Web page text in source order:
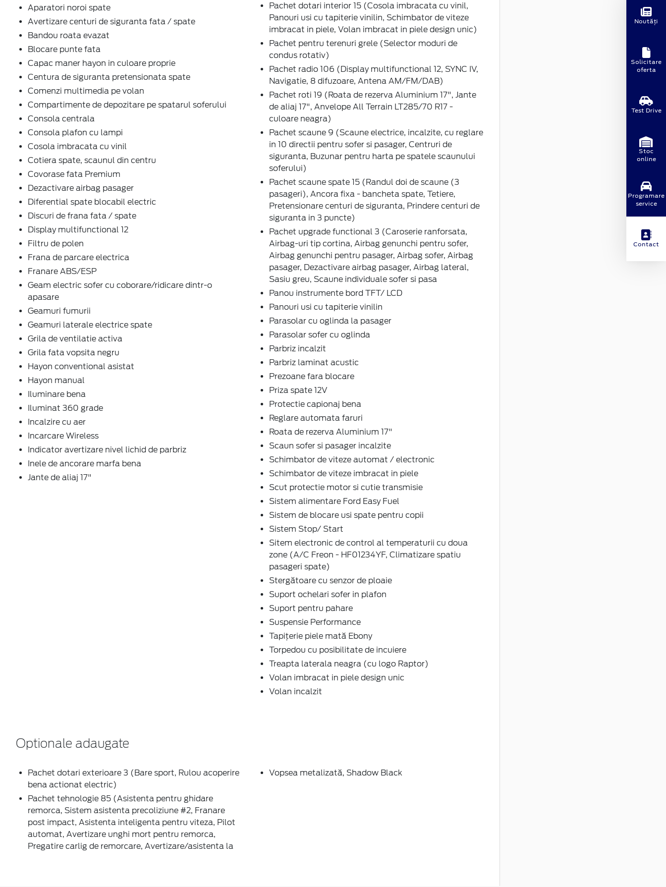
Aparatori noroi spate
Avertizare centuri de siguranta fata / spate
Bandou roata evazat
Blocare punte fata
Capac maner hayon in culoare proprie
Centura de siguranta pretensionata spate
Comenzi multimedia pe volan
Compartimente de depozitare pe spatarul soferului
Consola centrala
Consola plafon cu lampi
Cosola imbracata cu vinil
Cotiera spate, scaunul din centru
Covorase fata Premium
Dezactivare airbag pasager
Diferential spate blocabil electric
Discuri de frana fata / spate
Display multifunctional 12
Filtru de polen
Frana de parcare electrica
Franare ABS/ESP
Geam electric sofer cu coborare/ridicare dintr-o
apasare
Geamuri fumurii
Geamuri laterale electrice spate
Grila de ventilatie activa
Grila fata vopsita negru
Hayon conventional asistat
Hayon manual
Iluminare bena
Iluminat 360 grade
Incalzire cu aer
Incarcare Wireless
Indicator avertizare nivel lichid de parbriz
Inele de ancorare marfa bena
Jante de aliaj 17"
Pachet dotari interior 15 (Cosola imbracata cu vinil,
Panouri usi cu tapiterie vinilin, Schimbator de viteze
imbracat in piele, Volan imbracat in piele design unic)
Pachet pentru terenuri grele (Selector moduri de
condus rotativ)
Pachet radio 106 (Display multifunctional 12, SYNC IV,
Navigatie, 8 difuzoare, Antena AM/FM/DAB)
Pachet roti 19 (Roata de rezerva Aluminium 17", Jante
de aliaj 17", Anvelope All Terrain LT285/70 R17 -
culoare neagra)
Pachet scaune 9 (Scaune electrice, incalzite, cu reglare
in 10 directii pentru sofer si pasager, Centruri de
siguranta, Buzunar pentru harta pe spatele scaunului
soferului)
Pachet scaune spate 15 (Randul doi de scaune (3
pasageri), Ancora fixa - bancheta spate, Tetiere,
Pretensionare centuri de siguranta, Prindere centuri de
siguranta in 3 puncte)
Pachet upgrade functional 3 (Caroserie ranforsata,
Airbag-uri tip cortina, Airbag genunchi pentru sofer,
Airbag genunchi pentru pasager, Airbag sofer, Airbag
pasager, Dezactivare airbag pasager, Airbag lateral,
Sasiu greu, Scaune individuale sofer si pasa
Panou instrumente bord TFT/ LCD
Panouri usi cu tapiterie vinilin
Parasolar cu oglinda la pasager
Parasolar sofer cu oglinda
Parbriz incalzit
Parbriz laminat acustic
Prezoane fara blocare
Priza spate 12V
Protectie capionaj bena
Reglare automata faruri
Roata de rezerva Aluminium 17"
Scaun sofer si pasager incalzite
Schimbator de viteze automat / electronic
Schimbator de viteze imbracat in piele
Scut protectie motor si cutie transmisie
Sistem alimentare Ford Easy Fuel
Sistem de blocare usi spate pentru copii
Sistem Stop/ Start
Sitem electronic de control al temperaturii cu doua
zone (A/C Freon - HF01234YF, Climatizare spatiu
pasageri spate)
Stergătoare cu senzor de ploaie
Suport ochelari sofer in plafon
Suport pentru pahare
Suspensie Performance
Tapițerie piele mată Ebony
Torpedou cu posibilitate de incuiere
Treapta laterala neagra (cu logo Raptor)
Volan imbracat in piele design unic
Volan incalzit
Optionale adaugate
Pachet dotari exterioare 3 (Bare sport, Rulou acoperire
bena actionat electric)
Pachet tehnologie 85 (Asistenta pentru ghidare
remorca, Sistem asistenta precoliziune #2, Franare
post impact, Asistenta inteligenta pentru viteza, Pilot
automat, Avertizare unghi mort pentru remorca,
Pregatire carlig de remorcare, Avertizare/asistenta la
Vopsea metalizată, Shadow Black
Noutăți
Solicitare
oferta
Test Drive
Stoc
online
Programare
service
Contact